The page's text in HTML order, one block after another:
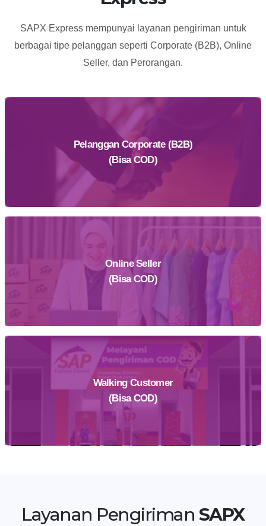
SAPX Express mempunyai layanan pengiriman untuk
berbagai tipe pelanggan seperti Corporate (B2B), Online
Seller, dan Perorangan.
Pelanggan Corporate (B2B)
(Bisa COD)
Daftar Sekarang
Online Seller
(Bisa COD)
Daftar Sekarang
Walking Customer
(Bisa COD)
Layanan Pengiriman SAPX